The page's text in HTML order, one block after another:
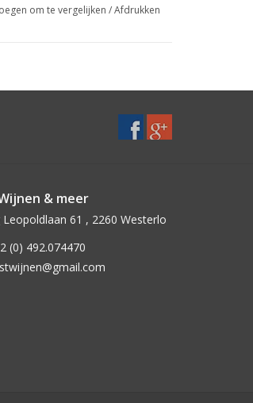
om te vergelijken /Afdrukken
& meer
Leopoldlaan 61 , 2260 Westerlo
(0) 492.074470